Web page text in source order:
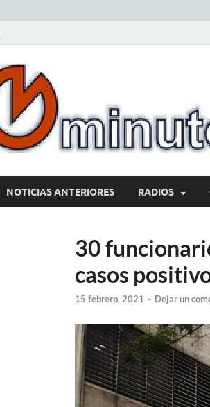
NOTICIAS ANTERIORES RADIOS
30
casos
15 febrero, 2021 - Dejar un